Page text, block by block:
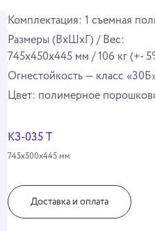
Комплектация: 1 съемная
Размеры (ВхШхГ) / Вес:
745x450x445 мм / 106 кг (+-
Огнестойкость — класс
Цвет: полимерное
КЗ-035 Т
745х500х445 мм
Доставка и оплата